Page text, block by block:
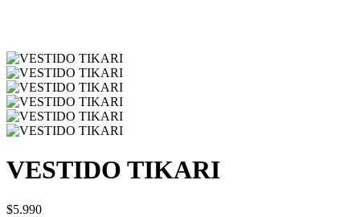
VESTIDO TIKARI
$5.990